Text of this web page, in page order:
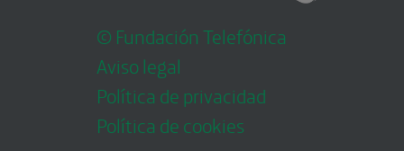
© Fundación Telefónica
Aviso legal
Política de privacidad
Política de cookies